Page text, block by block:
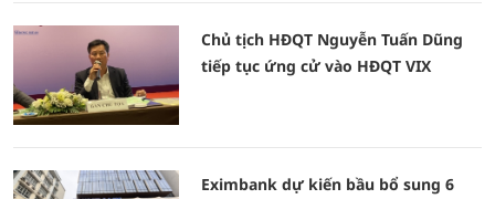
Chủ tịch HĐQT Nguyễn Tuấn Dũng
tiếp tục ứng cử vào HĐQT VIX
Eximbank dự kiến bầu bổ sung 6